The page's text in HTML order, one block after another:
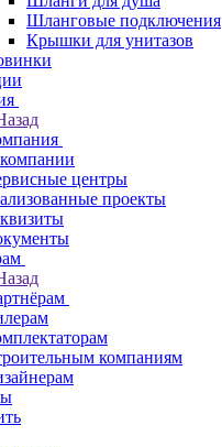
Шланговые подключения
Крышки для унитазов
центры
проекты
компаниям